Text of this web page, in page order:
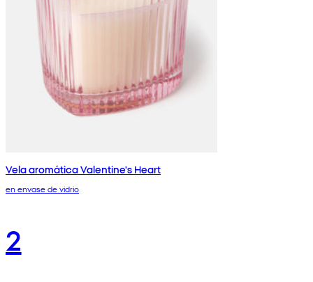
Vela aromática Valentine's Heart
en envase de vidrio
2